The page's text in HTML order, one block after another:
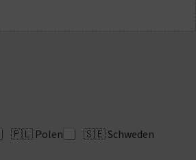
🇵🇱 Polen
🇸🇪 Schweden